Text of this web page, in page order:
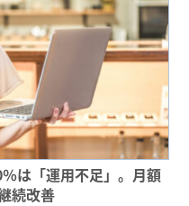
は「運用不足」。月額
続改善